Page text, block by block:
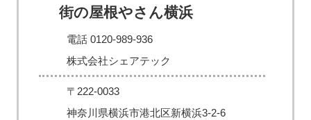
街の屋根やさん横浜
電話 0120-989-936
株式会社シェアテック
〒222-0033
神奈川県横浜市港北区新横浜3-2-6